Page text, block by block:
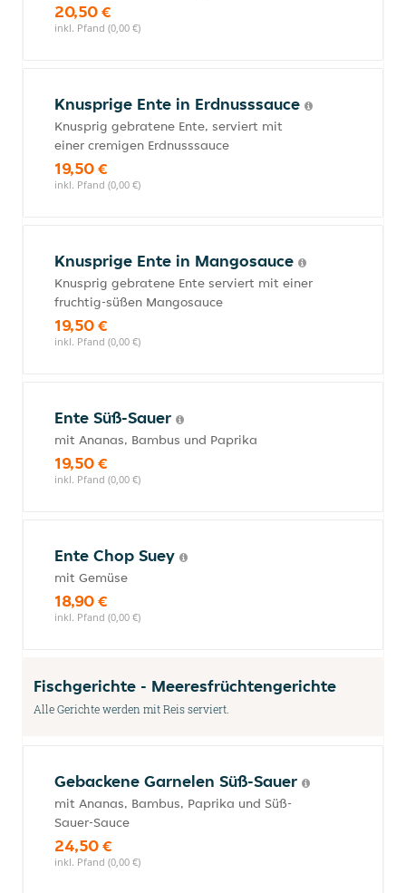
20,50 €
inkl. Pfand (0,00 €)
Knusprige Ente in Erdnusssauce
Knusprig gebratene Ente, serviert mit
einer cremigen Erdnusssauce
19,50 €
inkl. Pfand (0,00 €)
Knusprige Ente in Mangosauce
Knusprig gebratene Ente serviert mit einer
fruchtig-süßen Mangosauce
19,50 €
inkl. Pfand (0,00 €)
Ente Süß-Sauer
mit Ananas, Bambus und Paprika
19,50 €
inkl. Pfand (0,00 €)
Ente Chop Suey
mit Gemüse
18,90 €
inkl. Pfand (0,00 €)
Fischgerichte - Meeresfrüchtengerichte
Alle Gerichte werden mit Reis serviert.
Gebackene Garnelen Süß-Sauer
mit Ananas, Bambus, Paprika und Süß-
Sauer-Sauce
24,50 €
inkl. Pfand (0,00 €)